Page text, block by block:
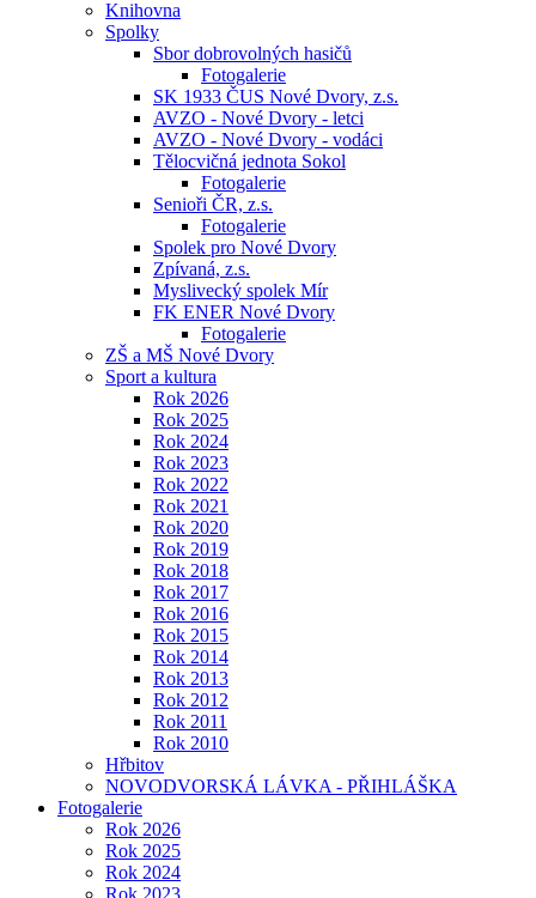
Knihovna
Spolky
Sbor dobrovolných hasičů
Fotogalerie
SK 1933 ČUS Nové Dvory, z.s.
AVZO - Nové Dvory - letci
AVZO - Nové Dvory - vodáci
Tělocvičná jednota Sokol
Fotogalerie
Senioři ČR, z.s.
Fotogalerie
Spolek pro Nové Dvory
Zpívaná, z.s.
Myslivecký spolek Mír
FK ENER Nové Dvory
Fotogalerie
ZŠ a MŠ Nové Dvory
Sport a kultura
Rok 2026
Rok 2025
Rok 2024
Rok 2023
Rok 2022
Rok 2021
Rok 2020
Rok 2019
Rok 2018
Rok 2017
Rok 2016
Rok 2015
Rok 2014
Rok 2013
Rok 2012
Rok 2011
Rok 2010
Hřbitov
NOVODVORSKÁ LÁVKA - PŘIHLÁŠKA
Fotogalerie
Rok 2026
Rok 2025
Rok 2024
Rok 2023